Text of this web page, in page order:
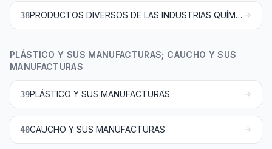
38 PRODUCTOS DIVERSOS DE LAS INDUSTRIAS QUÍMICAS
PLÁSTICO Y SUS MANUFACTURAS; CAUCHO Y SUS
MANUFACTURAS
39PLÁSTICO Y SUS MANUFACTURAS
40CAUCHO Y SUS MANUFACTURAS